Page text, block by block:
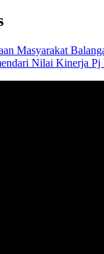
Masyarakat
Nilai Kinerja